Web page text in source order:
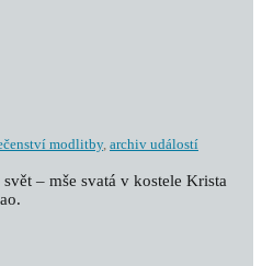
modlitby, archiv událostí
– mše svatá v kostele Krista